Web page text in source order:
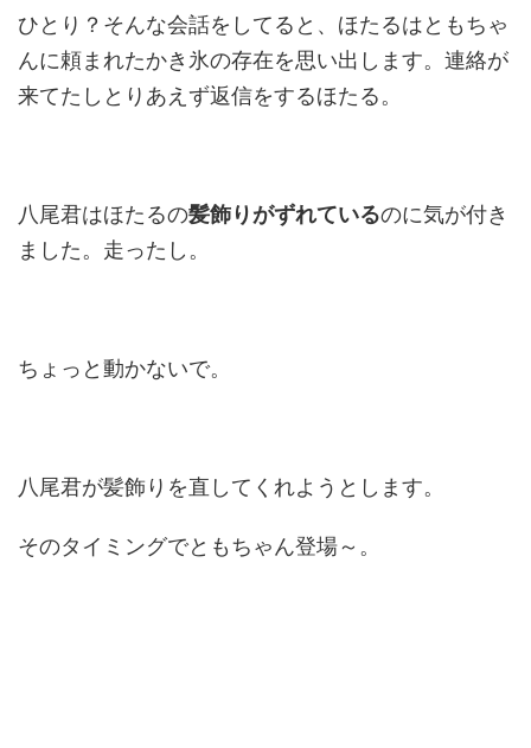
ひとり？そんな会話をしてると、ほたるはともちゃ
んに頼まれたかき氷の存在を思い出します。連絡が
来てたしとりあえず返信をするほたる。
八尾君はほたるの髪飾りがずれているのに気が付き
ました。走ったし。
ちょっと動かないで。
八尾君が髪飾りを直してくれようとします。
そのタイミングでともちゃん登場～。